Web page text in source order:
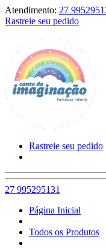
Atendimento: 27
Rastreie seu pedido
Rastreie seu pedido
27 995295131
Página Inicial
Todos os Produtos